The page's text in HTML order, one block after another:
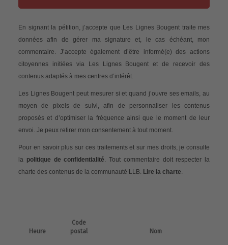
En signant la pétition, j’accepte que Les Lignes Bougent traite mes
données afin de gérer ma signature et, le cas échéant, mon
commentaire. J’accepte également d’être informé(e) des actions
citoyennes initiées via Les Lignes Bougent et de recevoir des
contenus adaptés à mes centres d’intérêt.
Les Lignes Bougent peut mesurer si et quand j’ouvre ses emails, au
moyen de pixels de suivi, afin de personnaliser les contenus
proposés et d’optimiser la fréquence ainsi que le moment de leur
envoi. Je peux retirer mon consentement à tout moment.
Pour en savoir plus sur ces traitements et sur mes droits, je consulte
la politique de confidentialité. Tout commentaire doit respecter la
charte des contenus de la communauté LLB. Lire la charte.
Heure
Code
postal
Nom